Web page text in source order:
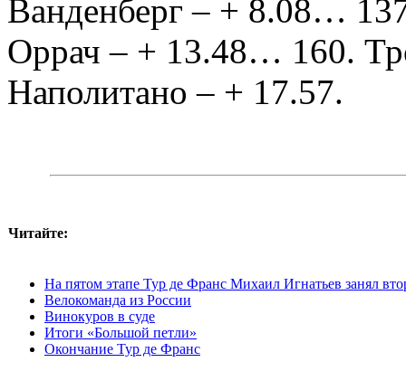
Ванденберг – + 8.08…
Оррач – + 13.48… 160.
Наполитано – + 17.57.
Читайте:
На пятом этапе Тур де Франс Михаил Игнатьев занял
Велокоманда из России
Винокуров в суде
Итоги «Большой петли»
Окончание Тур де Франс